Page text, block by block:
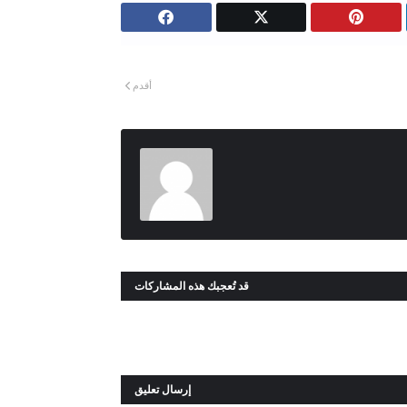
أقدم
قد تُعجبك هذه المشاركات
إرسال تعليق